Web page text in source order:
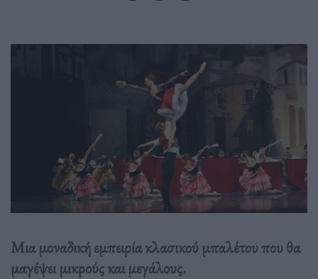
Μια μοναδική εμπειρία κλασικού μπαλέτου που θα
μαγέψει μικρούς και μεγάλους.